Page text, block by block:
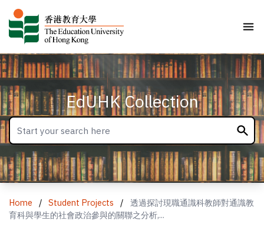
EdUHK Collection
Home / Student Projects /
透過探討現職通識科教師對通識教
育科與學生的社會政治參與的關聯之分析,...